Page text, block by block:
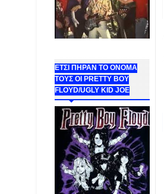
ΕΤΣΙ ΠΗΡΑΝ ΤΟ ΟΝΟΜΑ
ΤΟΥΣ ΟΙ PRETTY BOY
FLOYD/UGLY KID JOE